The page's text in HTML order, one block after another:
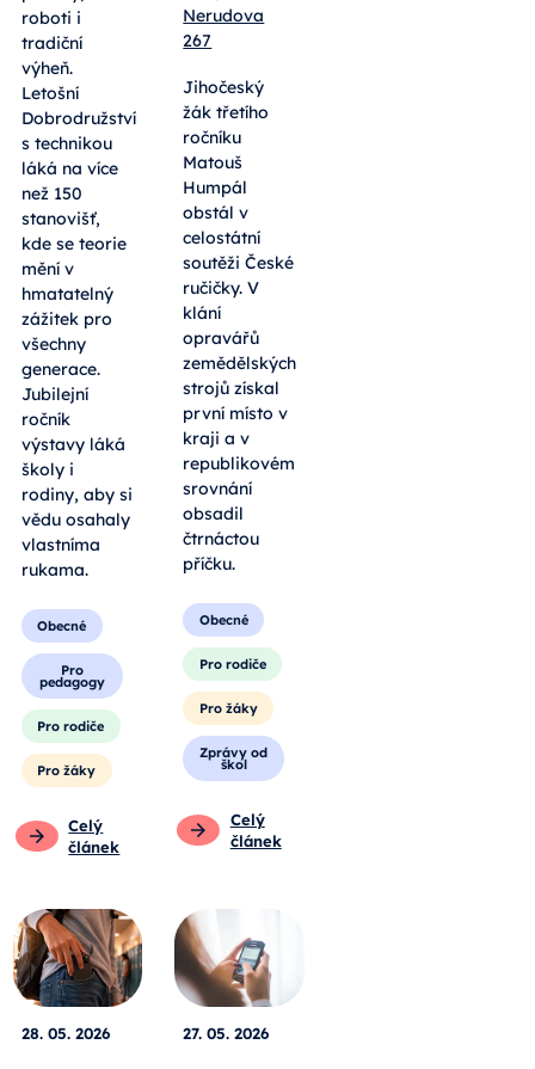
roboti i
tradiční
výheň.
Letošní
Dobrodružství
s technikou
láká na více
než 150
stanovišť,
kde se teorie
mění v
hmatatelný
zážitek pro
všechny
generace.
Jubilejní
ročník
výstavy láká
školy i
rodiny, aby si
vědu osahaly
vlastníma
rukama.
Obecné
Pro
pedagogy
Pro rodiče
Pro žáky
Celý
článek
Nerudova
267
Jihočeský
žák třetího
ročníku
Matouš
Humpál
obstál v
celostátní
soutěži České
ručičky. V
klání
opravářů
zemědělských
strojů získal
první místo v
kraji a v
republikovém
srovnání
obsadil
čtrnáctou
příčku.
Obecné
Pro rodiče
Pro žáky
Zprávy od
škol
Celý
článek
28. 05. 2026 27. 05. 2026